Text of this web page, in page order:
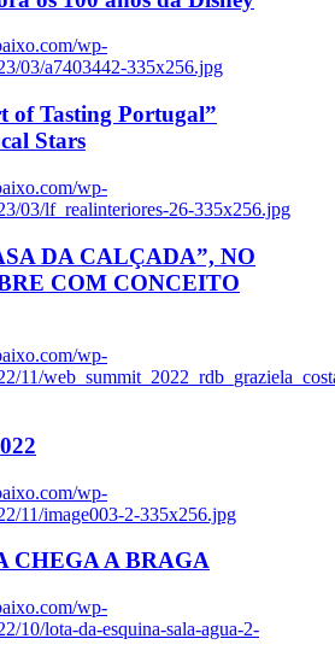
wp-
03/a7403442-335x256.jpg
of Tasting Portugal”
Stars
wp-
03/lf_realinteriores-26-335x256.jpg
DA CALÇADA”, NO
COM CONCEITO
wp-
11/
wp-
11/image003-2-335x256.jpg
CHEGA A BRAGA
wp-
10/lota-da-esquina-sala-agua-2-